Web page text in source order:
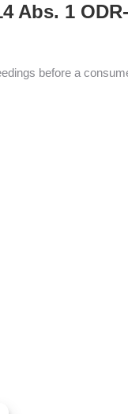
Abs. 1
before a